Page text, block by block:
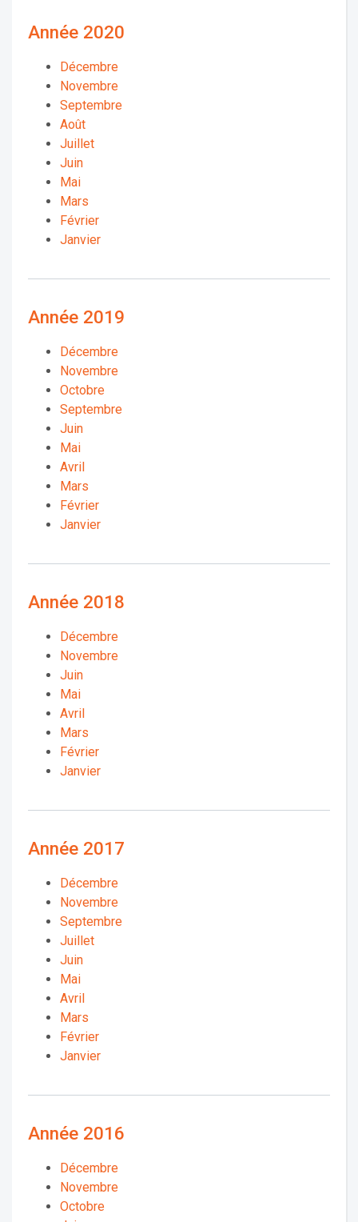
Année 2020
Décembre
Novembre
Septembre
Août
Juillet
Juin
Mai
Mars
Février
Janvier
Année 2019
Décembre
Novembre
Octobre
Septembre
Juin
Mai
Avril
Mars
Février
Janvier
Année 2018
Décembre
Novembre
Juin
Mai
Avril
Mars
Février
Janvier
Année 2017
Décembre
Novembre
Septembre
Juillet
Juin
Mai
Avril
Mars
Février
Janvier
Année 2016
Décembre
Novembre
Octobre